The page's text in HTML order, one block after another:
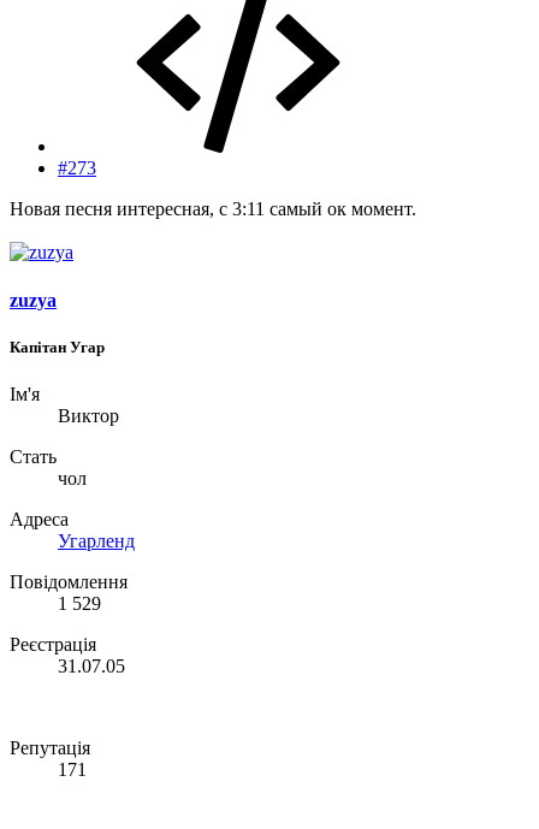
#273
Новая песня интересная, с 3:11 самый ок момент.
zuzya
Капітан Угар
Ім'я
Виктор
Стать
чол
Адреса
Угарленд
Повідомлення
1 529
Реєстрація
31.07.05
Репутація
171